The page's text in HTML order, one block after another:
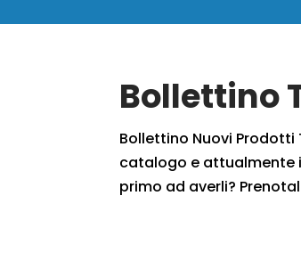
Bollettino
Bollettino Nuovi Prodotti
catalogo e attualmente
primo ad averli?